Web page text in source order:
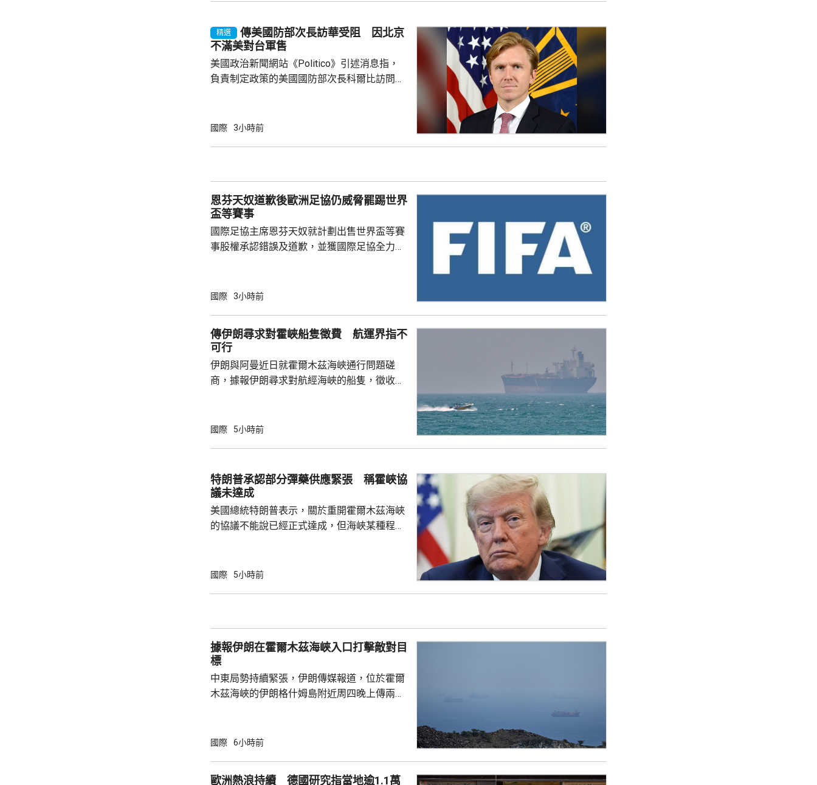
地居民提防強風和河流氾濫等。 受風暴影響，
沖繩和鹿兒島今日共有470班航機取消，明日
精選
傳美國防部次長訪華受阻 因北京
不滿美對台軍售
美國政治新聞網站《Politico》引述消息指，
負責制定政策的美國國防部次長科爾比訪問中
售案。 報道指，科爾比認為美中關係過去一年
爭取中方的訪問邀請，並在中國國防大學發表
演講，要求國防部官員與北...
國際 3小時前
恩芬天奴道歉後歐洲足協仍威脅罷踢世界
盃等賽事
國際足協主席恩芬天奴就計劃出售世界盃等賽
事股權承認錯誤及道歉，並獲國際足協全力支
確條件，第一是撤回出售賽事股權的提議，第
芬天奴擔任國際足協主席失去信心。國際職業
足球員協會則指責恩芬天奴嚴重濫用職權。
國際 3小時前
傳伊朗尋求對霍峽船隻徵費 航運界指不
可行
伊朗與阿曼近日就霍爾木茲海峽通行問題磋
商，據報伊朗尋求對航經海峽的船隻，徵收相
已制裁伊朗負責管理霍爾木茲海峽的「波斯灣
境費，將引起合規問題，可能導致資產被凍
結。 業界人士指，另一個複雜因素是，英國保
險機構「勞合社」上月底為戰爭保險承保人...
國際 5小時前
特朗普承認部分彈藥供應緊張 稱霍峽協
議未達成
美國總統特朗普表示，關於重開霍爾木茲海峽
的協議不能說已經正式達成，但海峽某種程度
在白宮見記者時，承認美軍部分彈藥供應比較
前有報道指，特朗普上星期曾與防長赫格塞
思，就美軍彈藥庫存問題爭執。特朗普...
國際 5小時前
據報伊朗在霍爾木茲海峽入口打擊敵對目
標
中東局勢持續緊張，伊朗傳媒報道，位於霍爾
木茲海峽的伊朗格什姆島附近周四晚上傳兩次
稍後會公布行動成果。
國際 6小時前
歐洲熱浪持續 德國研究指當地逾1.1萬